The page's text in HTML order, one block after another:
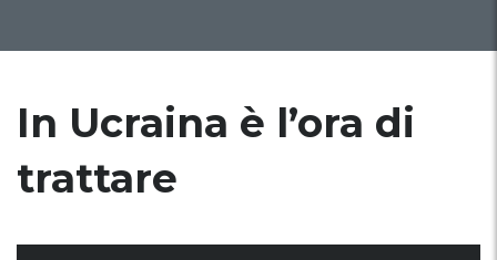
In Ucraina è l’ora di
trattare